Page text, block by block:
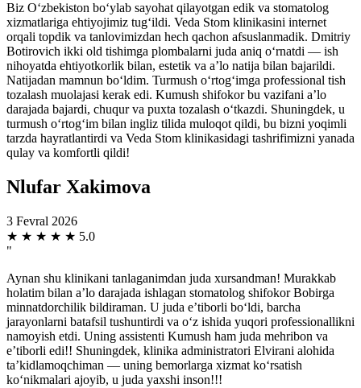
Biz O‘zbekiston bo‘ylab sayohat qilayotgan edik va stomatolog
xizmatlariga ehtiyojimiz tug‘ildi. Veda Stom klinikasini internet
orqali topdik va tanlovimizdan hech qachon afsuslanmadik. Dmitriy
Botirovich ikki old tishimga plombalarni juda aniq o‘rnatdi — ish
nihoyatda ehtiyotkorlik bilan, estetik va a’lo natija bilan bajarildi.
Natijadan mamnun bo‘ldim. Turmush o‘rtog‘imga professional tish
tozalash muolajasi kerak edi. Kumush shifokor bu vazifani a’lo
darajada bajardi, chuqur va puxta tozalash o‘tkazdi. Shuningdek, u
turmush o‘rtog‘im bilan ingliz tilida muloqot qildi, bu bizni yoqimli
tarzda hayratlantirdi va Veda Stom klinikasidagi tashrifimizni yanada
qulay va komfortli qildi!
Nlufar Xakimova
3 Fevral 2026
★ ★ ★ ★ ★ 5.0
"
Aynan shu klinikani tanlaganimdan juda xursandman! Murakkab
holatim bilan a’lo darajada ishlagan stomatolog shifokor Bobirga
minnatdorchilik bildiraman. U juda e’tiborli bo‘ldi, barcha
jarayonlarni batafsil tushuntirdi va o‘z ishida yuqori professionallikni
namoyish etdi. Uning assistenti Kumush ham juda mehribon va
e’tiborli edi!! Shuningdek, klinika administratori Elvirani alohida
ta’kidlamoqchiman — uning bemorlarga xizmat ko‘rsatish
ko‘nikmalari ajoyib, u juda yaxshi inson!!!